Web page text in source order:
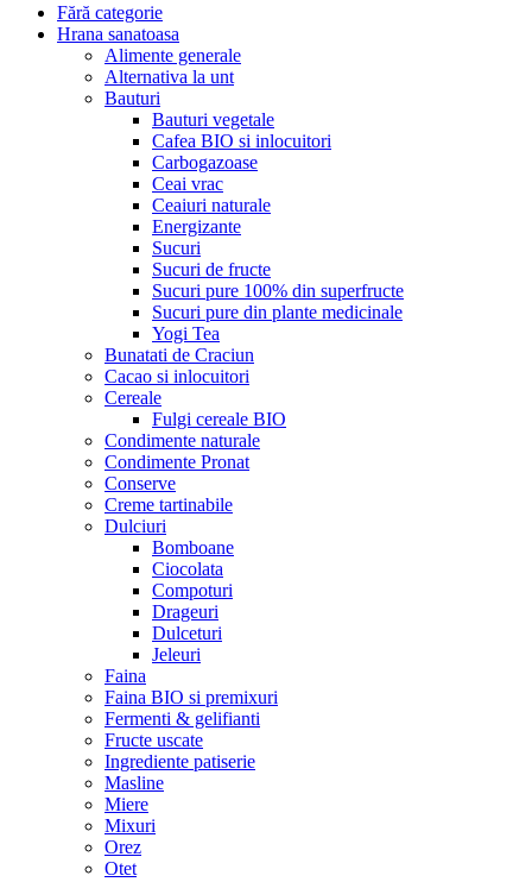
Fără categorie
Hrana sanatoasa
Alimente generale
Alternativa la unt
Bauturi
Bauturi vegetale
Cafea BIO si inlocuitori
Carbogazoase
Ceai vrac
Ceaiuri naturale
Energizante
Sucuri
Sucuri de fructe
Sucuri pure 100% din superfructe
Sucuri pure din plante medicinale
Yogi Tea
Bunatati de Craciun
Cacao si inlocuitori
Cereale
Fulgi cereale BIO
Condimente naturale
Condimente Pronat
Conserve
Creme tartinabile
Dulciuri
Bomboane
Ciocolata
Compoturi
Drageuri
Dulceturi
Jeleuri
Faina
Faina BIO si premixuri
Fermenti & gelifianti
Fructe uscate
Ingrediente patiserie
Masline
Miere
Mixuri
Orez
Otet